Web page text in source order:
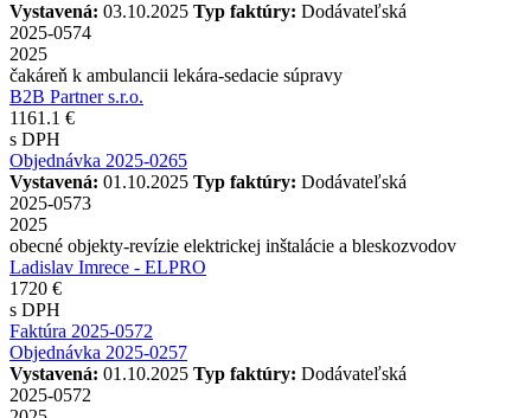
Vystavená: 03.10.2025 Typ faktúry: Dodávateľská
2025-0574
2025
čakáreň k ambulancii lekára-sedacie súpravy
B2B Partner s.r.o.
1161.1 €
s DPH
Objednávka 2025-0265
Vystavená: 01.10.2025 Typ faktúry: Dodávateľská
2025-0573
2025
obecné objekty-revízie elektrickej inštalácie a bleskozvodov
Ladislav Imrece - ELPRO
1720 €
s DPH
Faktúra 2025-0572
Objednávka 2025-0257
Vystavená: 01.10.2025 Typ faktúry: Dodávateľská
2025-0572